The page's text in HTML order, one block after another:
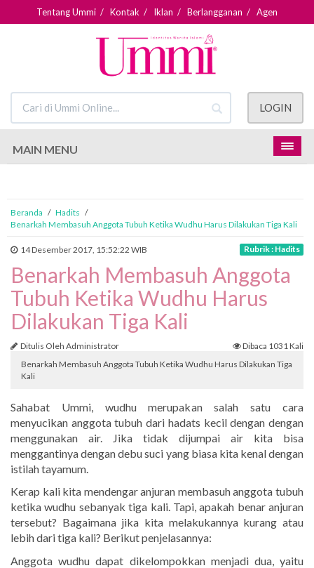
Tentang Ummi / Kontak / Iklan / Berlangganan / Agen
LOGIN
MAIN MENU
Beranda / Hadits /
Benarkah Membasuh Anggota Tubuh Ketika Wudhu Harus Dilakukan Tiga Kali
14 Desember 2017, 15:52:22 WIB Rubrik : Hadits
Benarkah Membasuh Anggota
Tubuh Ketika Wudhu Harus
Dilakukan Tiga Kali
Ditulis Oleh Administrator
Dibaca 1031 Kali
Benarkah Membasuh Anggota Tubuh Ketika Wudhu Harus Dilakukan Tiga
Kali
Sahabat Ummi, wudhu merupakan salah satu cara
menyucikan anggota tubuh dari hadats kecil dengan dengan
menggunakan air. Jika tidak dijumpai air kita bisa
menggantinya dengan debu suci yang biasa kita kenal dengan
istilah tayamum.
Kerap kali kita mendengar anjuran membasuh anggota tubuh
ketika wudhu sebanyak tiga kali. Tapi, apakah benar anjuran
tersebut? Bagaimana jika kita melakukannya kurang atau
lebih dari tiga kali? Berikut penjelasannya:
Anggota wudhu dapat dikelompokkan menjadi dua, yaitu